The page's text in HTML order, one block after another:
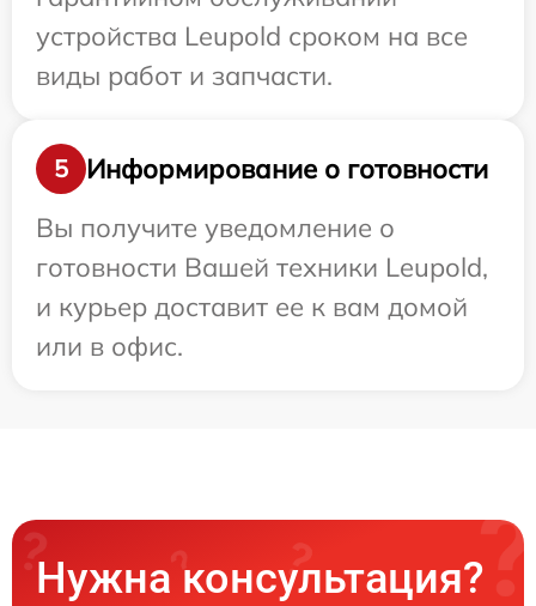
устройства Leupold сроком на все
виды работ и запчасти.
5
Информирование о готовности
Вы получите уведомление о
готовности Вашей техники Leupold,
и курьер доставит ее к вам домой
или в офис.
Нужна консультация?